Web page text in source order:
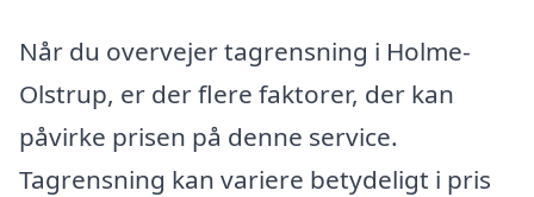
Når du overvejer tagrensning i Holme-
Olstrup, er der flere faktorer, der kan
påvirke prisen på denne service.
Tagrensning kan variere betydeligt i pris